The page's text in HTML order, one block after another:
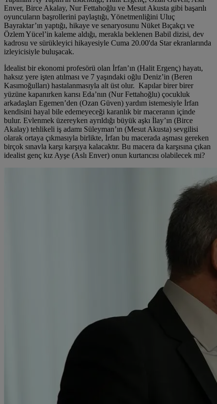
Enver, Birce Akalay, Nur Fettahoğlu ve Mesut Akusta gibi başarılı
oyuncuların başrollerini paylaştığı, Yönetmenliğini Uluç
Bayraktar’ın yaptığı, hikaye ve senaryosunu Nüket Bıçakçı ve
Özlem Yücel’in kaleme aldığı, merakla beklenen Babil dizisi, dev
kadrosu ve sürükleyici hikayesiyle Cuma 20.00'da Star ekranlarında
izleyicisiyle buluşacak.
İdealist bir ekonomi profesörü olan İrfan’ın (Halit Ergenç) hayatı,
haksız yere işten atılması ve 7 yaşındaki oğlu Deniz’in (Beren
Kasımoğulları) hastalanmasıyla alt üst olur. Kapılar birer birer
yüzüne kapanırken karısı Eda’nın (Nur Fettahoğlu) çocukluk
arkadaşları Egemen’den (Ozan Güven) yardım istemesiyle İrfan
kendisini hayal bile edemeyeceği karanlık bir maceranın içinde
bulur. Evlenmek üzereyken ayrıldığı büyük aşkı İlay’ın (Birce
Akalay) tehlikeli iş adamı Süleyman’ın (Mesut Akusta) sevgilisi
olarak ortaya çıkmasıyla birlikte, İrfan bu macerada aşması gereken
birçok sınavla karşı karşıya kalacaktır. Bu macera da karşısına çıkan
idealist genç kız Ayşe (Aslı Enver) onun kurtarıcısı olabilecek mi?